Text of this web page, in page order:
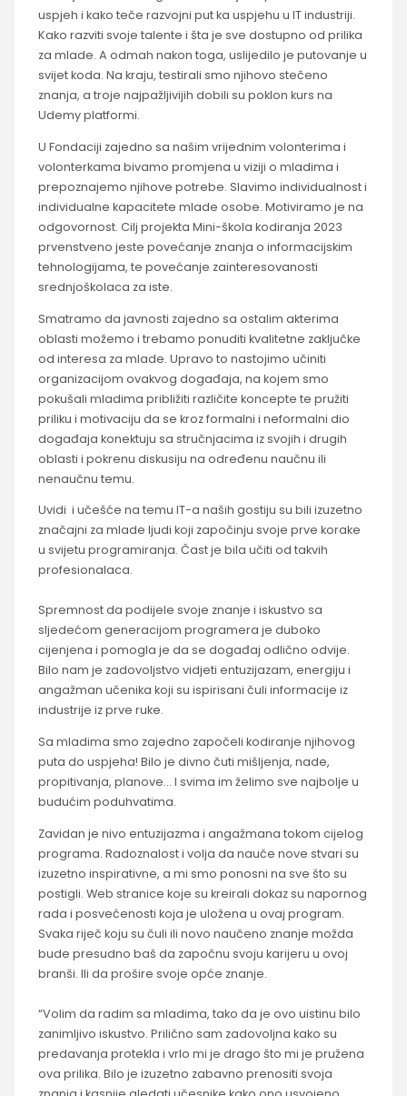
uspjeh i kako teče razvojni put ka uspjehu u IT industriji.
Kako razviti svoje talente i šta je sve dostupno od prilika
za mlade. A odmah nakon toga, uslijedilo je putovanje u
svijet koda. Na kraju, testirali smo njihovo stečeno
znanja, a troje najpažljivijih dobili su poklon kurs na
Udemy platformi.
U Fondaciji zajedno sa našim vrijednim volonterima i
volonterkama bivamo promjena u viziji o mladima i
prepoznajemo njihove potrebe. Slavimo individualnost i
individualne kapacitete mlade osobe. Motiviramo je na
odgovornost. Cilj projekta Mini-škola kodiranja 2023
prvenstveno jeste povećanje znanja o informacijskim
tehnologijama, te povećanje zainteresovanosti
srednjoškolaca za iste.
Smatramo da javnosti zajedno sa ostalim akterima
oblasti možemo i trebamo ponuditi kvalitetne zaključke
od interesa za mlade. Upravo to nastojimo učiniti
organizacijom ovakvog događaja, na kojem smo
pokušali mladima približiti različite koncepte te pružiti
priliku i motivaciju da se kroz formalni i neformalni dio
događaja konektuju sa stručnjacima iz svojih i drugih
oblasti i pokrenu diskusiju na određenu naučnu ili
nenaučnu temu.
Uvidi i učešće na temu IT-a naših gostiju su bili izuzetno
značajni za mlade ljudi koji započinju svoje prve korake
u svijetu programiranja. Čast je bila učiti od takvih
profesionalaca.
Spremnost da podijele svoje znanje i iskustvo sa
sljedećom generacijom programera je duboko
cijenjena i pomogla je da se događaj odlično odvije.
Bilo nam je zadovoljstvo vidjeti entuzijazam, energiju i
angažman učenika koji su ispirisani čuli informacije iz
industrije iz prve ruke.
Sa mladima smo zajedno započeli kodiranje njihovog
puta do uspjeha! Bilo je divno čuti mišljenja, nade,
propitivanja, planove… I svima im želimo sve najbolje u
budućim poduhvatima.
Zavidan je nivo entuzijazma i angažmana tokom cijelog
programa. Radoznalost i volja da nauče nove stvari su
izuzetno inspirativne, a mi smo ponosni na sve što su
postigli. Web stranice koje su kreirali dokaz su napornog
rada i posvećenosti koja je uložena u ovaj program.
Svaka riječ koju su čuli ili novo naučeno znanje možda
bude presudno baš da započnu svoju karijeru u ovoj
branši. Ili da prošire svoje opće znanje.
“Volim da radim sa mladima, tako da je ovo uistinu bilo
zanimljivo iskustvo. Prilično sam zadovoljna kako su
predavanja protekla i vrlo mi je drago što mi je pružena
ova prilika. Bilo je izuzetno zabavno prenositi svoja